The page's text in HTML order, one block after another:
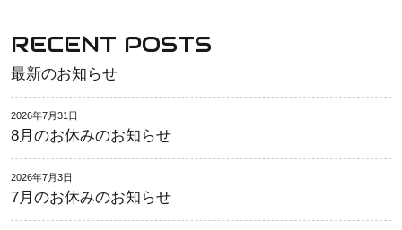
RECENT POSTS
最新のお知らせ
2026年7月31日
8月のお休みのお知らせ
2026年7月3日
7月のお休みのお知らせ